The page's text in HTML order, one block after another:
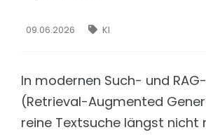
TECHNOLOGIE
Aus Daten echte Intelligenz
Integration
Nahtlose Integration. Maximale
Matomo
DSGVO konforme Trackinglösungen
TYPO3, FirstSpirit und Wordpress
XML-Übersetzung mit KI
09.06.2026 KI
In modernen Such- und
(Retrieval-Augmented
reine Textsuche längst nicht